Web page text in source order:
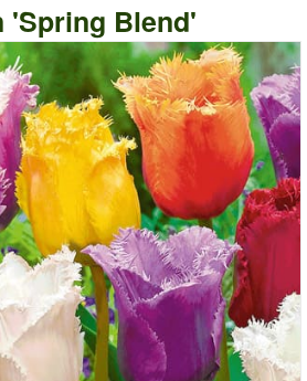
'Spring Blend'